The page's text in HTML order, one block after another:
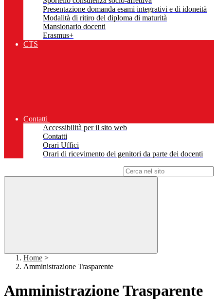
Presentazione domanda esami integrativi e di idoneità
Modalità di ritiro del diploma di maturità
Mansionario docenti
Erasmus+
CTS
Contatti
Accessibilità per il sito web
Contatti
Orari Uffici
Orari di ricevimento dei genitori da parte dei docenti
Home >
Amministrazione Trasparente
Amministrazione Trasparente